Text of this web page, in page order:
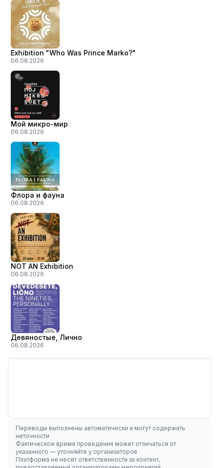
Exhibition "Who Was Prince Marko?"
06.08.2026
Мой микро-мир
06.08.2026
Флора и фауна
06.08.2026
NOT AN Exhibition
06.08.2026
Девяностые, Лично
06.08.2026
Переводы выполнены автоматически и могут содержать
неточности
Фактическое время проведения может отличаться от
указанного — уточняйте у организаторов
Платформа не несёт ответственности за контент,